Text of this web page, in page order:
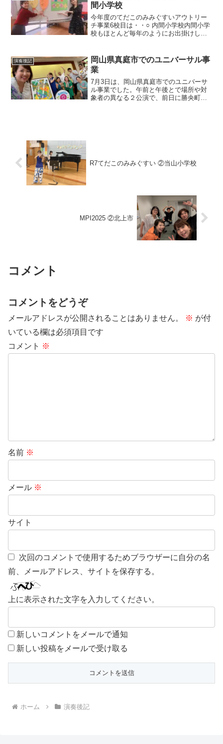
間小学校
今年度のてだこのみみぐすいアウトリー
チ事業6校目は・・○ 内間小学校内間小学
校もほとんど毎年のようにお出掛けして
新崎姉妹です。昨年は、4年生と5年生に
向けて、かりゆ...
演奏後記
岡山県真庭市でのユニバーサル事
業
7月3日は、岡山県真庭市でのユニバーサ
ル事業でした。午前と午後とで場所や対
象者の異なる２公演で、前日に勝央町か
R7てだこのみみぐすい ②当山小学校
MPI2025 ②北上市
コメント
コメントをどうぞ
メールアドレスが公開されることはありません。 ※ が付
いている欄は必須項目です
コメント ※
名前 ※
メール ※
サイト
次回のコメントで使用するためブラウザーに自分の名
前、メールアドレス、サイトを保存する。
上に表示された文字を入力してください。
新しいコメントをメールで通知
新しい投稿をメールで受け取る
ホーム 演奏後記